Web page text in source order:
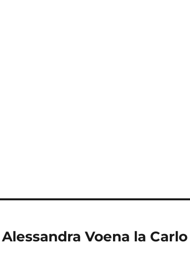
Voena la